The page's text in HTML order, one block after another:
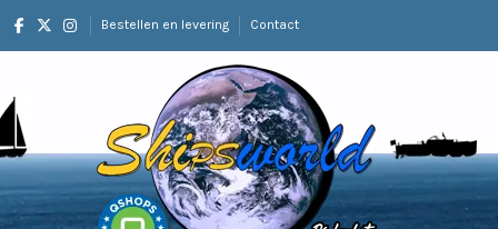
Bestellen en levering Contact